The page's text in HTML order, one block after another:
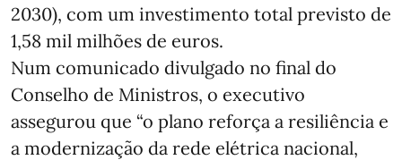
2030), com um investimento total previsto de
1,58 mil milhões de euros.
Num comunicado divulgado no final do
Conselho de Ministros, o executivo
assegurou que “o plano reforça a resiliência e
a modernização da rede elétrica nacional,